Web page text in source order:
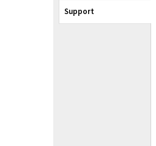
Support